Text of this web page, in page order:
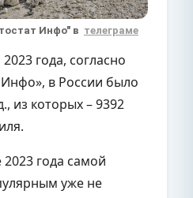
Инфо" в телеграме
года, согласно
в России было
из которых – 9392
года самой
уже не